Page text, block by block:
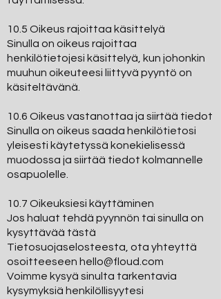
10.5 Oikeus rajoittaa käsittelyä
Sinulla on oikeus rajoittaa
henkilötietojesi käsittelyä, kun johonkin
muuhun oikeuteesi liittyvä pyyntö on
käsiteltävänä.
10.6 Oikeus vastanottaa ja siirtää tiedot
Sinulla on oikeus saada henkilötietosi
yleisesti käytetyssä konekielisessä
muodossa ja siirtää tiedot kolmannelle
osapuolelle.
10.7 Oikeuksiesi käyttäminen
Jos haluat tehdä pyynnön tai sinulla on
kysyttävää tästä
Tietosuojaselosteesta, ota yhteyttä
osoitteeseen hello@floud.com
Voimme kysyä sinulta tarkentavia
kysymyksiä henkilöllisyytesi